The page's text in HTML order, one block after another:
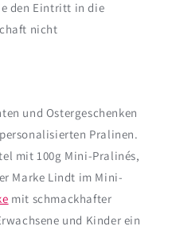
den Eintritt in die
nicht
und Ostergeschenken
Pralinen.
mit 100g Mini-Pralinés,
Marke Lindt im Mini-
mit schmackhafter
und Kinder ein